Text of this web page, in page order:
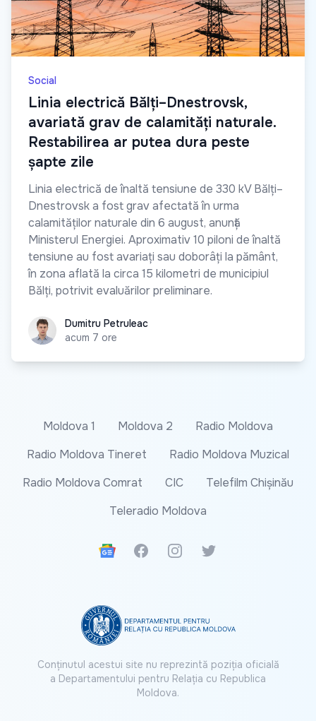
Social
Linia electrică Bălți–Dnestrovsk,
avariată grav de calamități naturale.
Restabilirea ar putea dura peste
șapte zile
Linia electrică de înaltă tensiune de 330 kV Bălți–
Dnestrovsk a fost grav afectată în urma
calamităților naturale din 6 august, anunță
Ministerul Energiei. Aproximativ 10 piloni de înaltă
tensiune au fost avariați sau doborâți la pământ,
în zona aflată la circa 15 kilometri de municipiul
Bălți, potrivit evaluărilor preliminare.
Dumitru Petruleac
Dumitru Petruleac
acum 7 ore
Moldova 1 Moldova 2
Radio Moldova
Radio Moldova Tineret
Radio Moldova Muzical
Radio Moldova Comrat
CIC
Telefilm Chișinău
Teleradio Moldova
Google News
FacebookInstagramTwitter
Conținutul acestui site nu reprezintă poziția oficială
a Departamentului pentru Relația cu Republica
Moldova.